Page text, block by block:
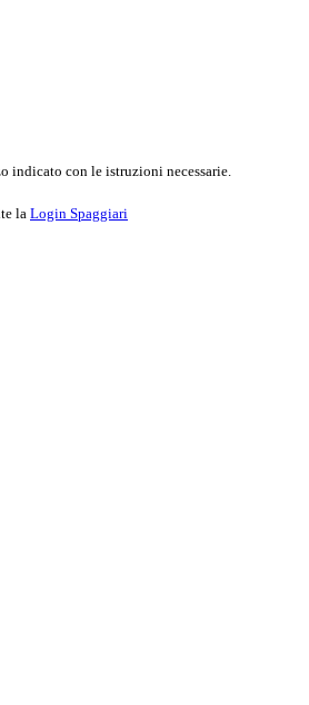
indicato con le istruzioni necessarie.
la Login Spaggiari